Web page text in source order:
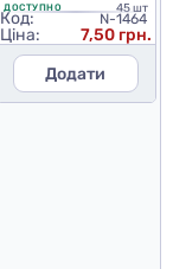
ДОСТУПНО 45 шт
Код: N-1464
Ціна:
7,50 грн.
Додати